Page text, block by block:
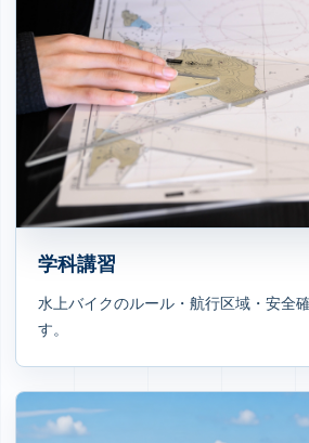
学科講習
水上バイクのルール・航行区域・安全
す。